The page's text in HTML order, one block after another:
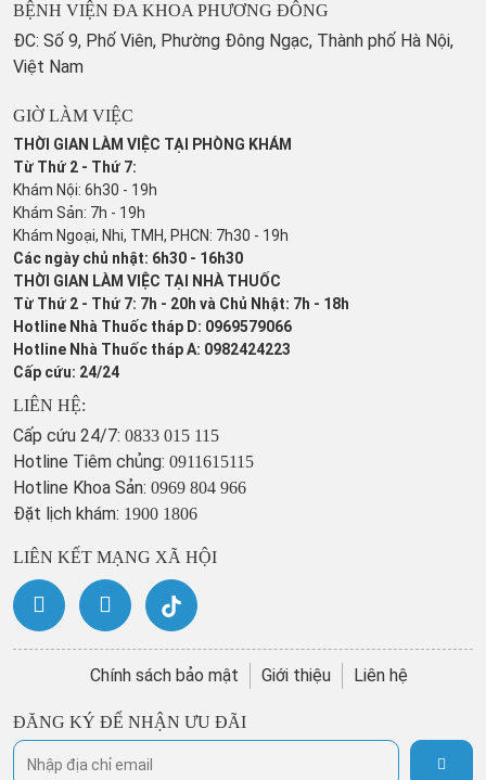
BỆNH VIỆN ĐA KHOA PHƯƠNG ĐÔNG
ĐC: Số 9, Phố Viên, Phường Đông Ngạc, Thành phố Hà Nội,
Việt Nam
GIỜ LÀM VIỆC
THỜI GIAN LÀM VIỆC TẠI PHÒNG KHÁM
Từ Thứ 2 - Thứ 7:
Khám Nội: 6h30 - 19h
Khám Sản: 7h - 19h
Khám Ngoại, Nhi, TMH, PHCN: 7h30 - 19h
Các ngày chủ nhật: 6h30 - 16h30
THỜI GIAN LÀM VIỆC TẠI NHÀ THUỐC
Từ Thứ 2 - Thứ 7: 7h - 20h và Chủ Nhật: 7h - 18h
Hotline Nhà Thuốc tháp D: 0969579066
Hotline Nhà Thuốc tháp A: 0982424223
Cấp cứu: 24/24
LIÊN HỆ:
Cấp cứu 24/7: 0833 015 115
Hotline Tiêm chủng: 0911615115
Hotline Khoa Sản: 0969 804 966
Đặt lịch khám: 1900 1806
LIÊN KẾT MẠNG XÃ HỘI
Chính sách bảo mật Giới thiệu Liên hệ
ĐĂNG KÝ ĐỂ NHẬN ƯU ĐÃI